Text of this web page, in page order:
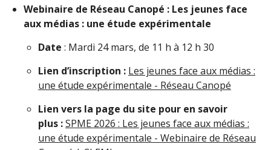
Webinaire de Réseau Canopé : Les jeunes face
aux médias : une étude expérimentale
Date : Mardi 24 mars, de 11 h à 12 h 30
Lien d’inscription : Les jeunes face aux médias :
une étude expérimentale - Réseau Canopé
Lien vers la page du site pour en savoir
plus :SPME 2026 : Les jeunes face aux médias :
une étude expérimentale - Webinaire de Réseau